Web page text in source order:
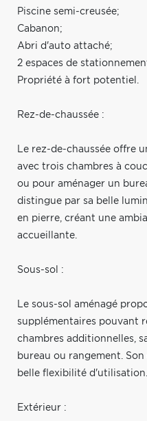
Piscine semi-creusée;
Cabanon;
Abri d'auto attaché;
2 espaces de
Propriété à fort potentiel.
Rez-de-chaussée :
Le rez-de-chaussée offre
avec trois chambres à
ou pour aménager un
distingue par sa belle
en pierre, créant une
accueillante.
Sous-sol :
Le sous-sol aménagé
supplémentaires pouvant
chambres additionnelles,
bureau ou rangement.
belle flexibilité d'utilisation.
Extérieur :